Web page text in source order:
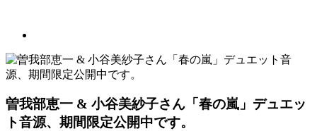
曽我部恵一 & 小谷美紗子さん「春の嵐」デュエッ
ト音源、期間限定公開中です。